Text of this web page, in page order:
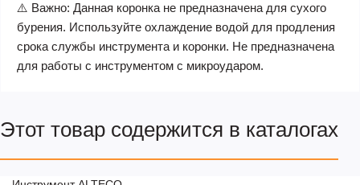
⚠️ Важно: Данная коронка не предназначена для сухого
бурения. Используйте охлаждение водой для продления
срока службы инструмента и коронки. Не предназначена
для работы с инструментом с микроударом.
Этот товар содержится в каталогах